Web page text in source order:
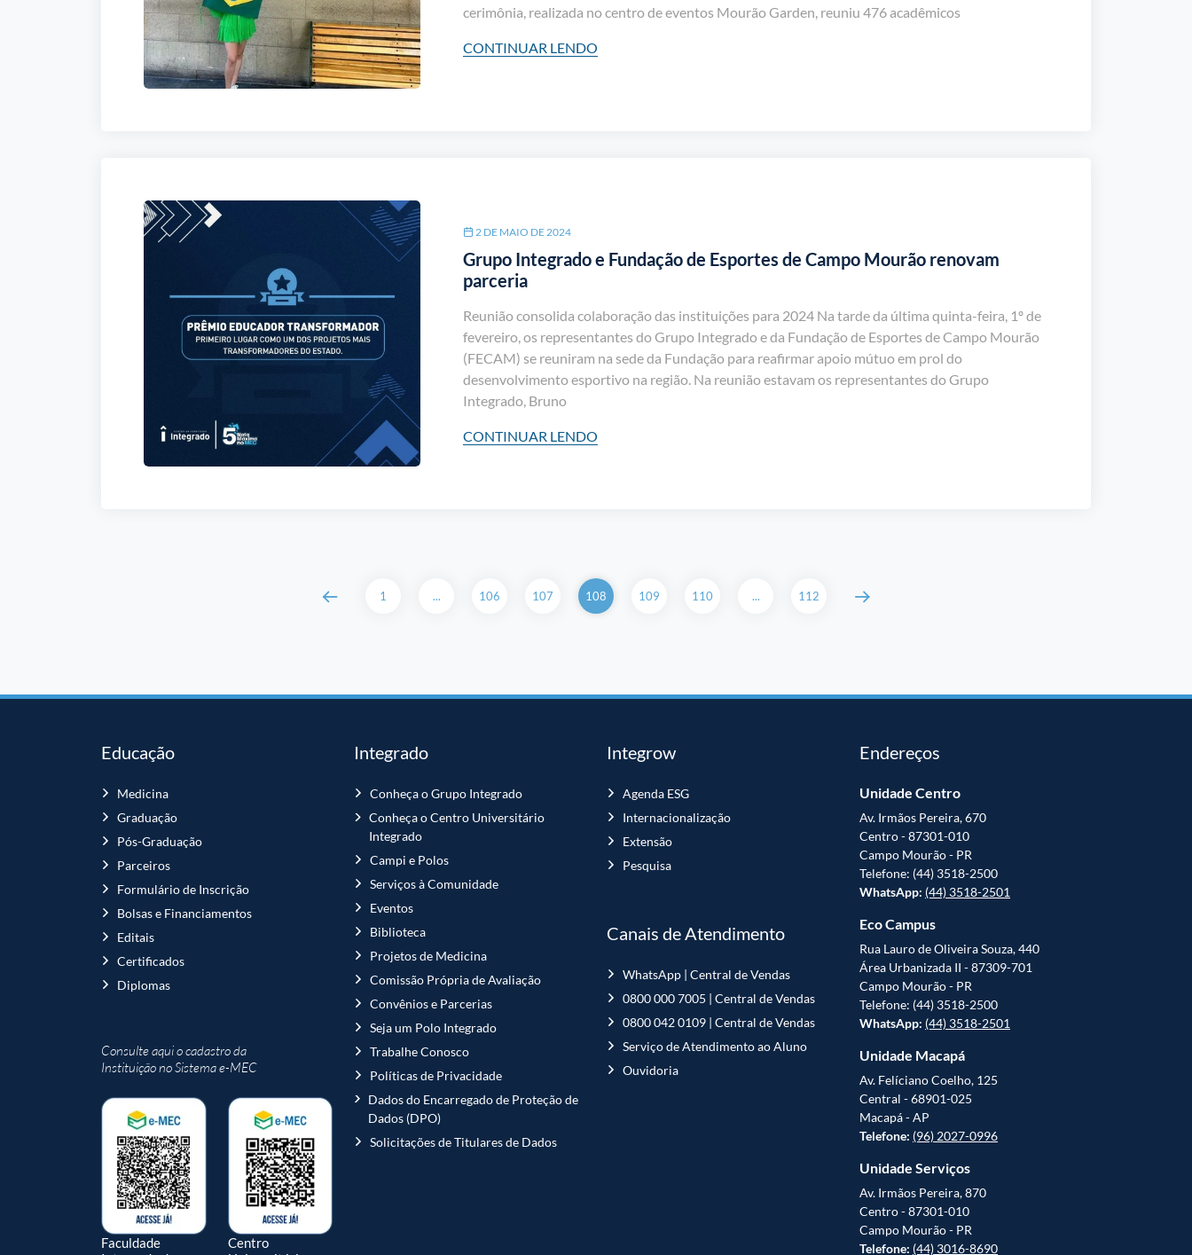
cerimônia, realizada no centro de eventos Mourão Garden, reuniu 476 acadêmicos
CONTINUAR LENDO
2 DE MAIO DE 2024
Grupo Integrado e Fundação de Esportes de Campo Mourão renovam
parceria
Reunião consolida colaboração das instituições para 2024 Na tarde da última quinta-feira, 1º de
fevereiro, os representantes do Grupo Integrado e da Fundação de Esportes de Campo Mourão
(FECAM) se reuniram na sede da Fundação para reafirmar apoio mútuo em prol do
desenvolvimento esportivo na região. Na reunião estavam os representantes do Grupo
Integrado, Bruno
CONTINUAR LENDO
1 ... 106 107 108 109 110 ... 112
Educação
Medicina
Graduação
Pós-Graduação
Parceiros
Formulário de Inscrição
Bolsas e Financiamentos
Editais
Certificados
Diplomas
Consulte aqui o cadastro da
Instituição no Sistema e-MEC
Faculdade
Centro
Integrado
Conheça o Grupo Integrado
Conheça o Centro Universitário
Integrado
Campi e Polos
Serviços à Comunidade
Eventos
Biblioteca
Projetos de Medicina
Comissão Própria de Avaliação
Convênios e Parcerias
Seja um Polo Integrado
Trabalhe Conosco
Políticas de Privacidade
Dados do Encarregado de Proteção de
Dados (DPO)
Solicitações de Titulares de Dados
Integrow
Agenda ESG
Internacionalização
Extensão
Pesquisa
Canais de Atendimento
WhatsApp | Central de Vendas
0800 000 7005 | Central de Vendas
0800 042 0109 | Central de Vendas
Serviço de Atendimento ao Aluno
Ouvidoria
Endereços
Unidade Centro
Av. Irmãos Pereira, 670
Centro - 87301-010
Campo Mourão - PR
Telefone: (44) 3518-2500
WhatsApp: (44) 3518-2501
Eco Campus
Rua Lauro de Oliveira Souza, 440
Área Urbanizada II - 87309-701
Campo Mourão - PR
Telefone: (44) 3518-2500
WhatsApp: (44) 3518-2501
Unidade Macapá
Av. Felíciano Coelho, 125
Central - 68901-025
Macapá - AP
Telefone: (96) 2027-0996
Unidade Serviços
Av. Irmãos Pereira, 870
Centro - 87301-010
Campo Mourão - PR
Telefone: (44) 3016-8690